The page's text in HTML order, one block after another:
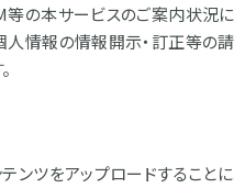
の本サービスのご案内状況
人情報の情報開示・訂正等の
ンツをアップロードすることに